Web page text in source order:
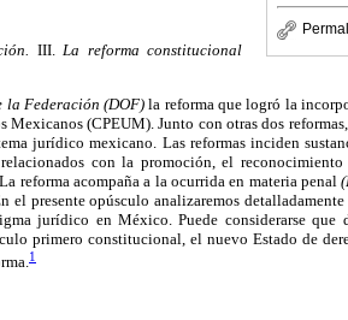
III. La reforma constitucional
Federación (DOF)la reforma que logró la
(CPEUM). Junto con otras dos
jurídico mexicano. Las reformas inciden
con la promoción, el
reforma acompaña a la ocurrida en materia penal
presente opúsculo analizaremos
jurídico en México. Puede considerarse que
primero constitucional, el nuevo Estado de
1